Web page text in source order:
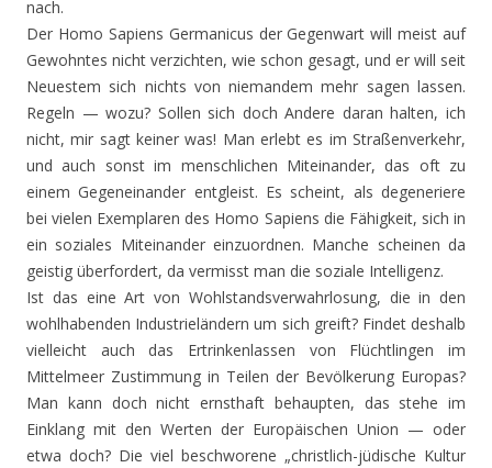
nach.
Der Homo Sapiens Germanicus der Gegenwart will meist auf
Gewohntes nicht verzichten, wie schon gesagt, und er will seit
Neuestem sich nichts von niemandem mehr sagen lassen.
Regeln — wozu? Sollen sich doch Andere daran halten, ich
nicht, mir sagt keiner was! Man erlebt es im Straßenverkehr,
und auch sonst im menschlichen Miteinander, das oft zu
einem Gegeneinander entgleist. Es scheint, als degeneriere
bei vielen Exemplaren des Homo Sapiens die Fähigkeit, sich in
ein soziales Miteinander einzuordnen. Manche scheinen da
geistig überfordert, da vermisst man die soziale Intelligenz.
Ist das eine Art von Wohlstandsverwahrlosung, die in den
wohlhabenden Industrieländern um sich greift? Findet deshalb
vielleicht auch das Ertrinkenlassen von Flüchtlingen im
Mittelmeer Zustimmung in Teilen der Bevölkerung Europas?
Man kann doch nicht ernsthaft behaupten, das stehe im
Einklang mit den Werten der Europäischen Union — oder
etwa doch? Die viel beschworene „christlich-jüdische Kultur